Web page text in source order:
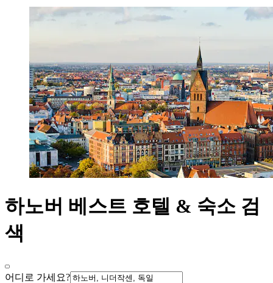
하노버 베스트 호텔 & 숙소 검
색
어디로 가세요?